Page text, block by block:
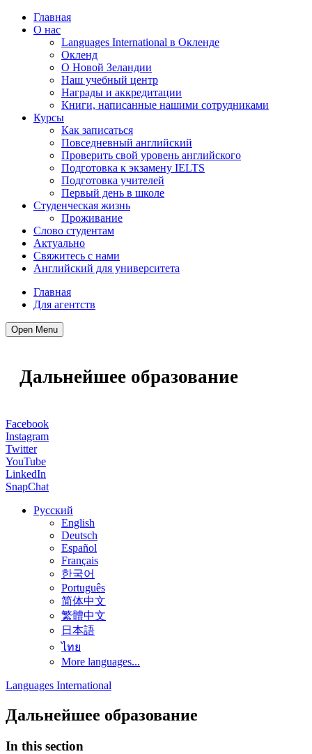
Главная
О нас
Languages International в Окленде
Окленд
О Новой Зеландии
Наш учебный центр
Награды и аккредитации
Книги, написанные нашими сотрудниками
Курсы
Как записаться
Повседневный английский
Проверить свой уровень английского
Подготовка к экзамену IELTS
Подготовка учителей
Первый день в школе
Студенческая жизнь
Проживание
Слово студентам
Актуально
Свяжитесь с нами
Английский для университета
Главная
Для агентств
Open Menu
Дальнейшее образование
Facebook
Instagram
Twitter
YouTube
LinkedIn
SnapChat
Русский
English
Deutsch
Español
Français
한국어
Português
简体中文
繁體中文
日本語
ไทย
More languages...
Languages International
Дальнейшее образование
In this section